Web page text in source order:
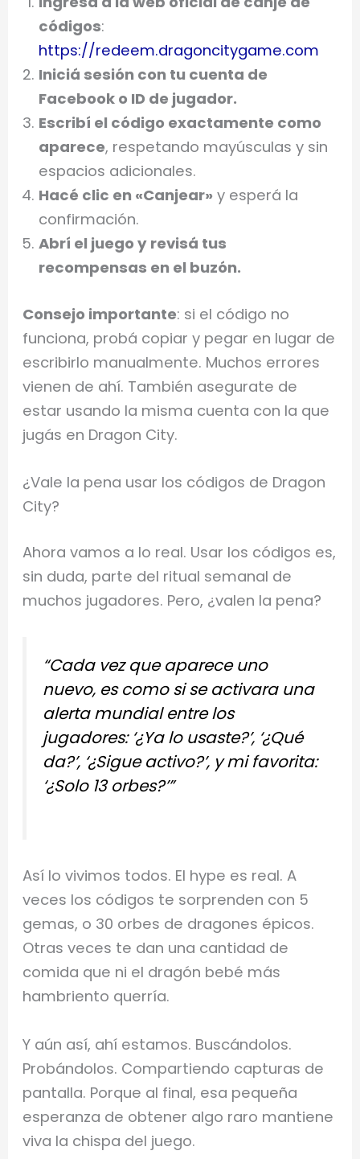
códigos:
https://redeem.dragoncitygame.com
Iniciá sesión con tu cuenta de
Facebook o ID de jugador.
Escribí el código exactamente como
aparece, respetando mayúsculas y sin
espacios adicionales.
Hacé clic en «Canjear» y esperá la
confirmación.
Abrí el juego y revisá tus
recompensas en el buzón.
Consejo importante: si el código no
funciona, probá copiar y pegar en lugar de
escribirlo manualmente. Muchos errores
vienen de ahí. También asegurate de
estar usando la misma cuenta con la que
jugás en Dragon City.
¿Vale la pena usar los códigos de Dragon
City?
Ahora vamos a lo real. Usar los códigos es,
sin duda, parte del ritual semanal de
muchos jugadores. Pero, ¿valen la pena?
“Cada vez que aparece uno
nuevo, es como si se activara una
alerta mundial entre los
jugadores: ‘¿Ya lo usaste?’, ‘¿Qué
da?’, ‘¿Sigue activo?’, y mi favorita:
‘¿Solo 13 orbes?’”
Así lo vivimos todos. El hype es real. A
veces los códigos te sorprenden con 5
gemas, o 30 orbes de dragones épicos.
Otras veces te dan una cantidad de
comida que ni el dragón bebé más
hambriento querría.
Y aún así, ahí estamos. Buscándolos.
Probándolos. Compartiendo capturas de
pantalla. Porque al final, esa pequeña
esperanza de obtener algo raro mantiene
viva la chispa del juego.